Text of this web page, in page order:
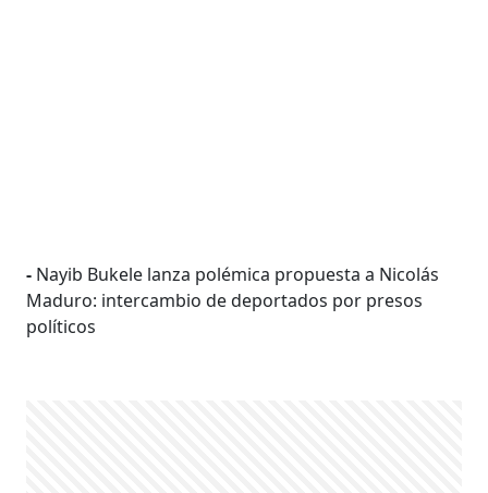
- Nayib Bukele lanza polémica propuesta a Nicolás
Maduro: intercambio de deportados por presos
políticos